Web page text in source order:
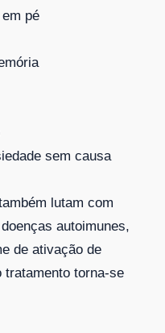
pé
sem causa
lutam com
autoimunes,
de ativação de
tratamento torna-se